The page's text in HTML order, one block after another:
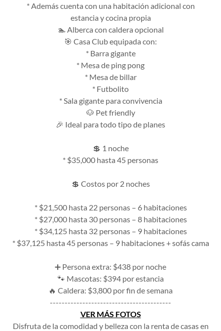
* Además cuenta con una habitación adicional con
estancia y cocina propia
🏊 Alberca con caldera opcional
🎯 Casa Club equipada con:
* Barra gigante
* Mesa de ping pong
* Mesa de billar
* Futbolito
* Sala gigante para convivencia
🐶 Pet friendly
🎉 Ideal para todo tipo de planes
💲 1 noche
* $35,000 hasta 45 personas
💲 Costos por 2 noches
* $21,500 hasta 22 personas – 6 habitaciones
* $27,000 hasta 30 personas – 8 habitaciones
* $34,125 hasta 32 personas – 9 habitaciones
* $37,125 hasta 45 personas – 9 habitaciones + sofás cama
➕ Persona extra: $438 por noche
🐾 Mascotas: $394 por estancia
🔥 Caldera: $3,800 por fin de semana
-----------------------------------------
VER MÁS FOTOS
Disfruta de la comodidad y belleza con la renta de casas en